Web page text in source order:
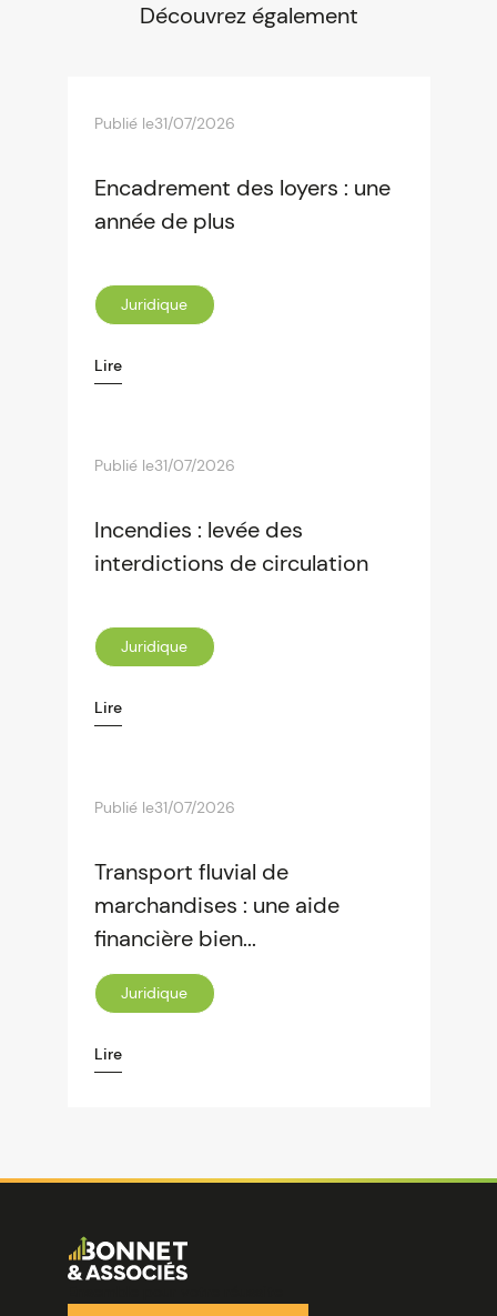
Découvrez également
Publié le31/07/2026
Encadrement des loyers : une
année de plus
Juridique
Lire
Publié le31/07/2026
Incendies : levée des
interdictions de circulation
Juridique
Lire
Publié le31/07/2026
Transport fluvial de
marchandises : une aide
financière bien...
Juridique
Lire
Image